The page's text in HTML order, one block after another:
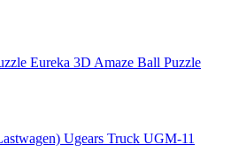
Eureka 3D Amaze Ball Puzzle
Ugears Truck UGM-11